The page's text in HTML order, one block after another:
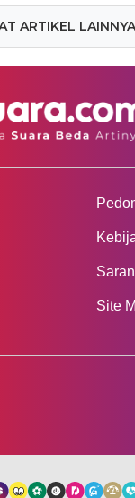
ARTIKEL LAINNYA
Site